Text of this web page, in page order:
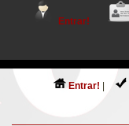
Entrar!
Entrar!